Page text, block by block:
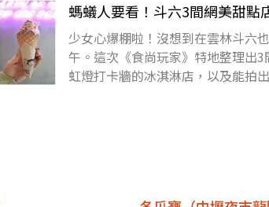
螞蟻人要看！斗六3間網美甜點
少女心爆棚啦！沒想到在雲林斗六
午。這次《食尚玩家》特地整理出
虹燈打卡牆的冰淇淋店，以及能拍